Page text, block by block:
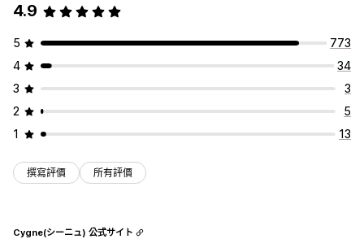
4.9
5
773
4
34
3
3
2
5
1
13
撰寫評價 所有評價
Cygne(シーニュ) 公式サイト